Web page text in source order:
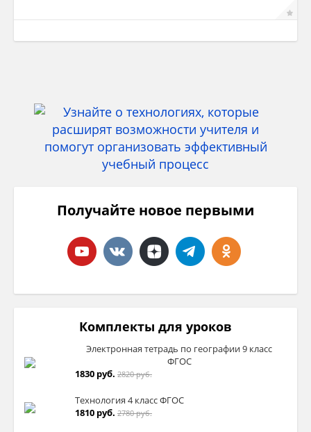
Получайте новое первыми
Комплекты для уроков
Электронная тетрадь по географии 9 класс
ФГОС
1830 руб. 2820 руб.
Технология 4 класс ФГОС
1810 руб. 2780 руб.